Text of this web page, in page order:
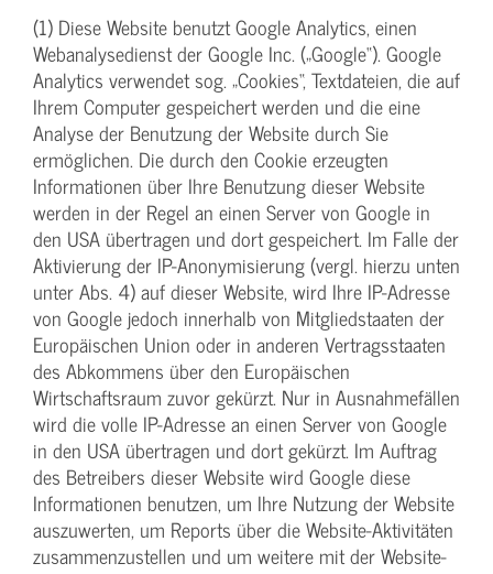
(1) Diese Website benutzt Google Analytics, einen
Webanalysedienst der Google Inc. („Google“). Google
Analytics verwendet sog. „Cookies“, Textdateien, die auf
Ihrem Computer gespeichert werden und die eine
Analyse der Benutzung der Website durch Sie
ermöglichen. Die durch den Cookie erzeugten
Informationen über Ihre Benutzung dieser Website
werden in der Regel an einen Server von Google in
den USA übertragen und dort gespeichert. Im Falle der
Aktivierung der IP-Anonymisierung (vergl. hierzu unten
unter Abs. 4) auf dieser Website, wird Ihre IP-Adresse
von Google jedoch innerhalb von Mitgliedstaaten der
Europäischen Union oder in anderen Vertragsstaaten
des Abkommens über den Europäischen
Wirtschaftsraum zuvor gekürzt. Nur in Ausnahmefällen
wird die volle IP-Adresse an einen Server von Google
in den USA übertragen und dort gekürzt. Im Auftrag
des Betreibers dieser Website wird Google diese
Informationen benutzen, um Ihre Nutzung der Website
auszuwerten, um Reports über die Website-Aktivitäten
zusammenzustellen und um weitere mit der Website-